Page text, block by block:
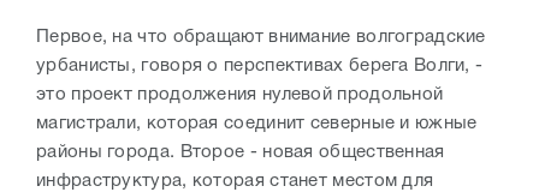
Первое, на что обращают внимание волгоградские
урбанисты, говоря о перспективах берега Волги, -
это проект продолжения нулевой продольной
магистрали, которая соединит северные и южные
районы города. Второе - новая общественная
инфраструктура, которая станет местом для